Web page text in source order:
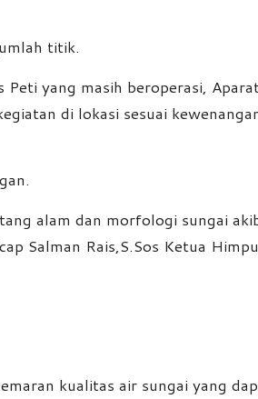
titik.
yang masih beroperasi,
di lokasi sesuai
alam dan morfologi sungai
Salman Rais,S.Sos Ketua
kualitas air sungai yang